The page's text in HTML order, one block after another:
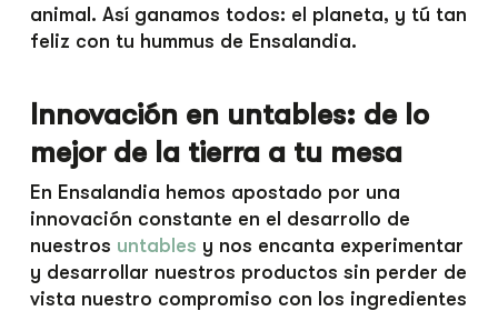
animal. Así ganamos todos: el planeta, y tú tan
feliz con tu hummus de Ensalandia.
Innovación en untables: de lo
mejor de la tierra a tu mesa
En Ensalandia hemos apostado por una
innovación constante en el desarrollo de
nuestros untables y nos encanta experimentar
y desarrollar nuestros productos sin perder de
vista nuestro compromiso con los ingredientes